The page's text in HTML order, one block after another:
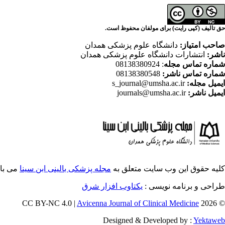
حق تالیف (کپی رایت) برای مولفان محفوظ است.
صاحب امتیاز: دانشگاه علوم پزشکی همدان
ناشر: انتشارات دانشگاه علوم پزشکی همدان
شماره تماس مجله: 08138380924
شماره تماس ناشر:
ایمیل مجله: s_journal@umsha.ac.ir
ایمیل ناشر: journals@umsha.ac.ir
کلیه حقوق این وب سایت متعلق به مجله پزشکی بالینی ابن سینا می
طراحی و برنامه نویسی : یکتاوب افزار شرق
© 2026 CC BY-NC 4.0 |
Avicenna Journal of Clinical Medicine
Designed & Developed by : Yektaweb